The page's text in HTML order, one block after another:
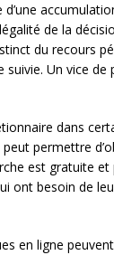
de la
du recours
Un vice
dans
permettre
est gratuite et
ont besoin de
en ligne